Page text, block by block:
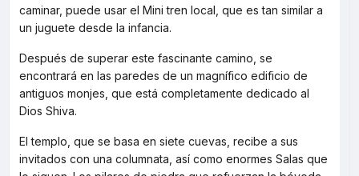
caminar, puede usar el Mini tren local, que es tan similar a
un juguete desde la infancia.
Después de superar este fascinante camino, se
encontrará en las paredes de un magnífico edificio de
antiguos monjes, que está completamente dedicado al
Dios Shiva.
El templo, que se basa en siete cuevas, recibe a sus
invitados con una columnata, así como enormes Salas que